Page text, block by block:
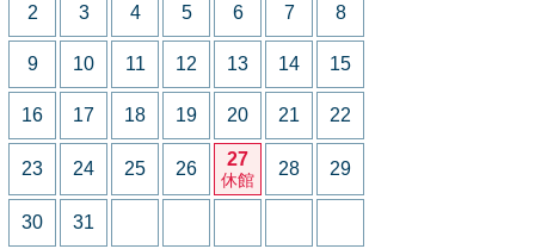
2 3 4 5 6 7 8
9 10 11 12 13 14 15
16 17 18 19 20 21 22
23 24 25 26 27
休館
28 29
30 31